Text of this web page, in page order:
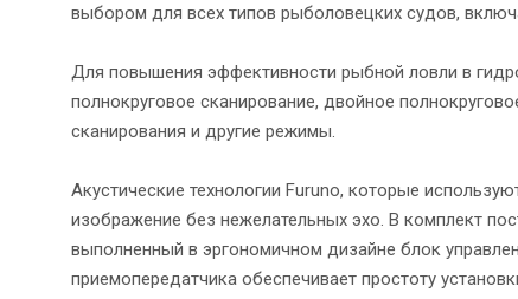
выбором для всех типов рыболовецких судов,
Для повышения эффективности рыбной ловли в
полнокруговое сканирование, двойное
сканирования и другие режимы.
Акустические технологии Furuno, которые
изображение без нежелательных эхо. В комплект
выполненный в эргономичном дизайне блок
приемопередатчика обеспечивает простоту